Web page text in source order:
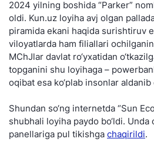
2024 yilning boshida “Parker”
oldi. Kun.uz loyiha avj olgan
piramida ekani haqida surishtiruv
viloyatlarda ham filiallari
MChJlar davlat ro‘yxatidan
topganini shu loyihaga –
oqibat esa ko‘plab insonlar aldanib
Shundan so‘ng internetda “Sun
shubhali loyiha paydo bo‘ldi. Unda
panellariga pul tikishga chaqirildi.